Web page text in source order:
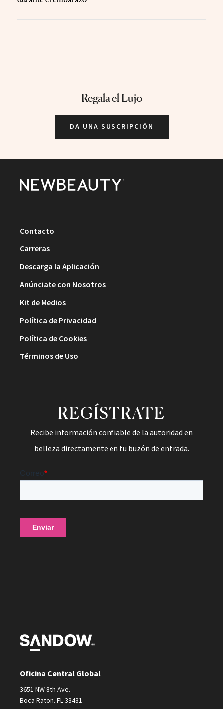
Regala el Lujo
DA UNA SUSCRIPCIÓN
Contacto
Carreras
Descarga la Aplicación
Anúnciate con Nosotros
Kit de Medios
Política de Privacidad
Política de Cookies
Términos de Uso
REGÍSTRATE
Recibe información confiable de la autoridad en
belleza directamente en tu buzón de entrada.
Oficina Central Global
3651 NW 8th Ave.
Boca Raton. FL 33431